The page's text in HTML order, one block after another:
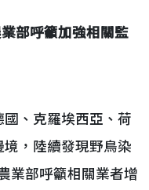
部呼籲加強相關監
、克羅埃西亞、荷
，陸續發現野鳥染
業部呼籲相關業者增